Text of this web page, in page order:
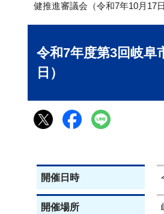
健推進審議会（令和7年10月17日
令和7年度第3回岐阜
日）
開催日時
開催場所